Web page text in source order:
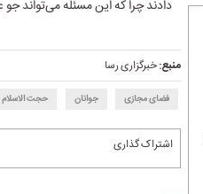
دادند چرا که این مسئله می‌تواند
منبع:خبرگزاری رسا
فضای مجازی جوانان حجت الاسلام
اشتراک گذاری